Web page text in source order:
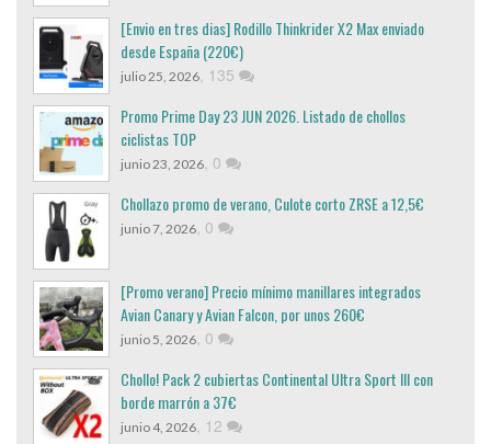
[Envio en tres dias] Rodillo Thinkrider X2 Max enviado
desde España (220€)
julio 25, 2026, 135
Promo Prime Day 23 JUN 2026. Listado de chollos
ciclistas TOP
junio 23, 2026, 0
Chollazo promo de verano, Culote corto ZRSE a 12,5€
junio 7, 2026, 0
[Promo verano] Precio mínimo manillares integrados
Avian Canary y Avian Falcon, por unos 260€
junio 5, 2026, 0
Chollo! Pack 2 cubiertas Continental Ultra Sport III con
borde marrón a 37€
junio 4, 2026, 12